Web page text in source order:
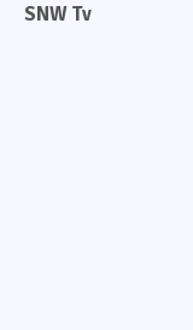
SNW Tv